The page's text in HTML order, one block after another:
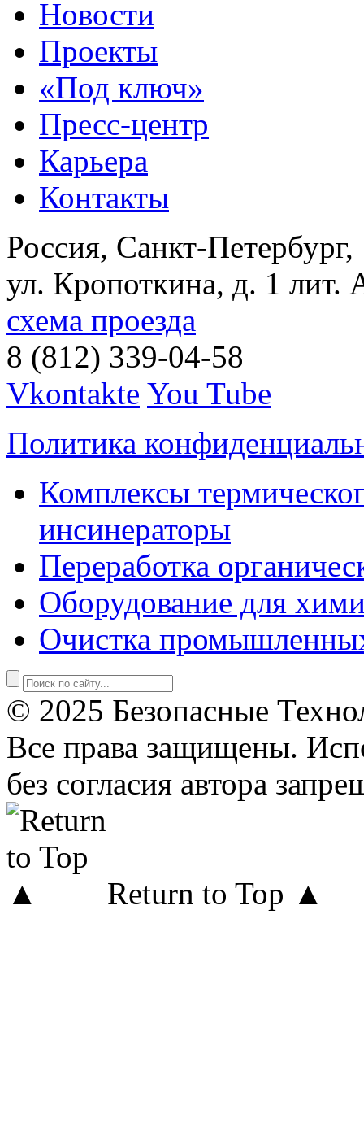
Новости
Проекты
«Под ключ»
Пресс-центр
Карьера
Контакты
Россия, Санкт-Петербург,
ул. Кропоткина, д. 1 лит.
схема проезда
8 (812) 339-04-58
Vkontakte You Tube
Политика
Комплексы
инсинераторы
Переработка
Оборудование для
Очистка
© 2025 Безопасные
Все права защищены.
без согласия автора
Return to Top ▲